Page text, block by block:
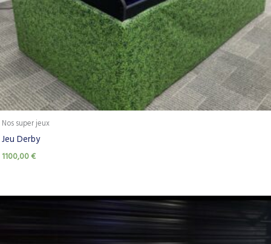
Nos super jeux
Jeu Derby
1100,00€